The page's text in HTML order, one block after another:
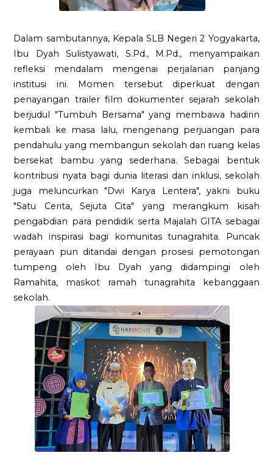
Dalam sambutannya, Kepala SLB Negeri 2 Yogyakarta,
Ibu Dyah Sulistyawati, S.Pd., M.Pd., menyampaikan
refleksi mendalam mengenai perjalanan panjang
institusi ini. Momen tersebut diperkuat dengan
penayangan trailer film dokumenter sejarah sekolah
berjudul "Tumbuh Bersama" yang membawa hadirin
kembali ke masa lalu, mengenang perjuangan para
pendahulu yang membangun sekolah dari ruang kelas
bersekat bambu yang sederhana. Sebagai bentuk
kontribusi nyata bagi dunia literasi dan inklusi, sekolah
juga meluncurkan "Dwi Karya Lentera", yakni buku
"Satu Cerita, Sejuta Cita" yang merangkum kisah
pengabdian para pendidik serta Majalah GITA sebagai
wadah inspirasi bagi komunitas tunagrahita. Puncak
perayaan pun ditandai dengan prosesi pemotongan
tumpeng oleh Ibu Dyah yang didampingi oleh
Ramahita, maskot ramah tunagrahita kebanggaan
sekolah.